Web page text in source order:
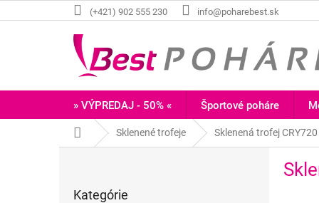
na
(+421) 902 555 230 info@poharebest.sk
» VÝPREDAJ - 50% « Športové poháre
DomovSklenené trofeje Sklenená trofej CRY720
kategórie
Kategórie